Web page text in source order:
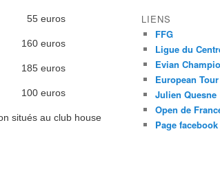
55 euros
160 euros
185 euros
100 euros
situés au club house
LIENS
FFG
Ligue du
Evian
European Tour
Julien Quesne
Open de
Page